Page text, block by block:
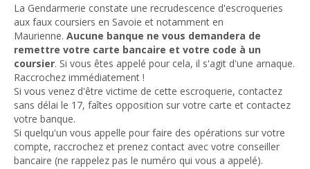
La Gendarmerie constate une recrudescence d'escroqueries
aux faux coursiers en Savoie et notamment en
Maurienne. Aucune banque ne vous demandera de
remettre votre carte bancaire et votre code à un
coursier. Si vous êtes appelé pour cela, il s'agit d'une arnaque.
Raccrochez immédiatement !
Si vous venez d'être victime de cette escroquerie, contactez
sans délai le 17, faîtes opposition sur votre carte et contactez
votre banque.
Si quelqu'un vous appelle pour faire des opérations sur votre
compte, raccrochez et prenez contact avec votre conseiller
bancaire (ne rappelez pas le numéro qui vous a appelé).